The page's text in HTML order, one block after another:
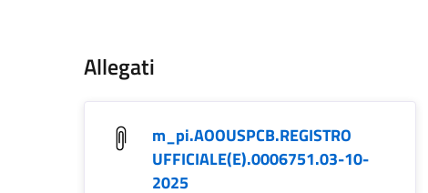
Allegati
m_pi.AOOUSPCB.REGISTRO
UFFICIALE(E).0006751.03-10-
2025